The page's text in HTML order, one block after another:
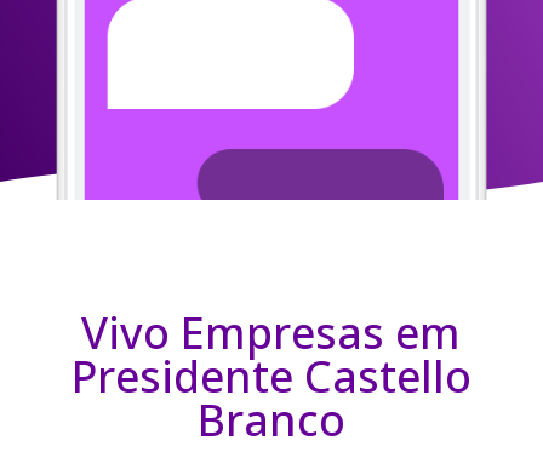
Vivo Empresas em
Presidente Castello
Branco